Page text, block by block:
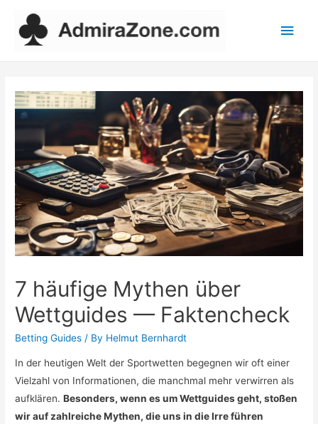
Main
7 häufige Mythen über
Wettguides — Faktencheck
Betting Guides / By Helmut Bernhardt
In der heutigen Welt der Sportwetten begegnen wir oft einer
Vielzahl von Informationen, die manchmal mehr verwirren als
aufklären.Besonders, wenn es um Wettguides geht, stoßen
wir auf zahlreiche Mythen, die uns in die Irre führen